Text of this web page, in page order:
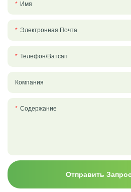
Имя
Электронная Почта
Телефон/ватсап
Компания
Содержание
Отправить